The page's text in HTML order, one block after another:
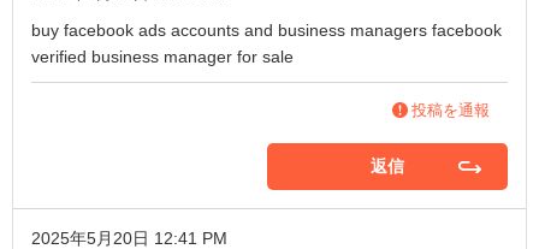
buy facebook ads accounts and business managers facebook
verified business manager for sale
投稿を通報
返信
2025年5月20日 12:41 PM